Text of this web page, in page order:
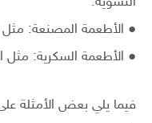
● الأطعمة المصنعة: مثل
● الأطعمة السكرية: مثل
فيما يلي بعض الأمثلة